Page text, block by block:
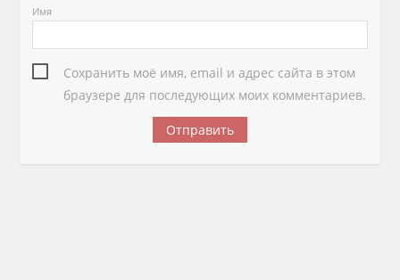
Имя
Сохранить моё имя, email и адрес сайта в этом
браузере для последующих моих комментариев.